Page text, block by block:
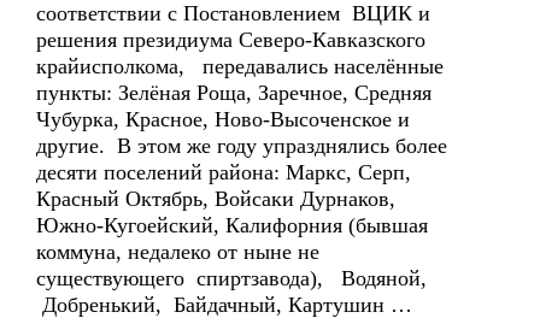
соответствии с Постановлением ВЦИК и
решения президиума Северо-Кавказского
крайисполкома, передавались населённые
пункты: Зелёная Роща, Заречное, Средняя
Чубурка, Красное, Ново-Высоченское и
другие. В этом же году упразднялись более
десяти поселений района: Маркс, Серп,
Красный Октябрь, Войсаки Дурнаков,
Южно-Кугоейский, Калифорния (бывшая
коммуна, недалеко от ныне не
существующего спиртзавода), Водяной,
Добренький, Байдачный, Картушин …